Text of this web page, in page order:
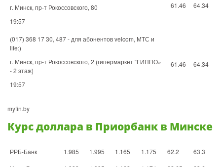
г. Минск, пр-т Рокоссовского, 80
19:57
61.46 64.34
(017) 368 17 30, 487 - для абонентов velcom, МТС и
life:)
г. Минск, пр-т Рокоссовского, 2 (гипермаркет “ГИППО»
- 2 этаж)
19:57
61.46 64.34
myfin.by
Курс доллара в Приорбанк в Минске
РРБ-Банк 1.985 1.995 1.165 1.175 62.2
63.3